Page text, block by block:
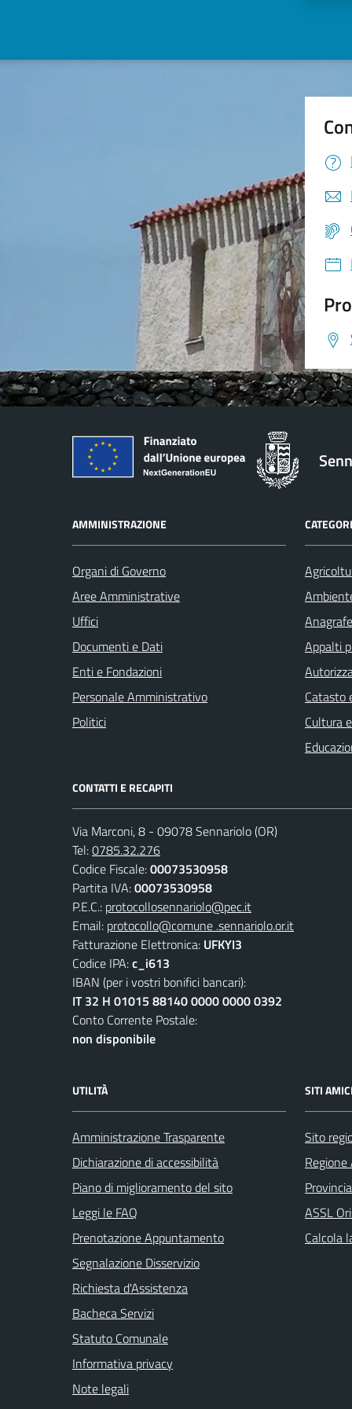
AMMINISTRAZIONE
Organi di Governo
Aree Amministrative
Uffici
Documenti e Dati
Enti e Fondazioni
Personale Amministrativo
Politici
Appalti
Catasto
Cultura
CONTATTI E RECAPITI
Via Marconi, 8 - 09078 Sennariolo (OR)
Tel:0785.32.276
Codice Fiscale:00073530958
Partita IVA:00073530958
P.E.C.: protocollosennariolo@pec.it
Email: protocollo@comune .sennariolo.or.it
Fatturazione Elettronica: UFKYI3
Codice IPA:c_i613
IBAN (per i vostri bonifici bancari):
IT 32 H 01015 88140 0000 0000 0392
Conto Corrente Postale:
non disponibile
UTILITÀ
Amministrazione Trasparente
Dichiarazione di accessibilità
Piano di miglioramento del sito
Leggi le FAQ
Prenotazione Appuntamento
Segnalazione Disservizio
Richiesta d'Assistenza
Bacheca Servizi
Statuto Comunale
Informativa privacy
Note legali
SITI AMICI
Sito
ASSL
Calcola